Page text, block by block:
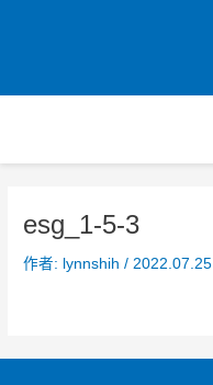
esg_1-5-3
作者: lynnshih/ 2022.07.25